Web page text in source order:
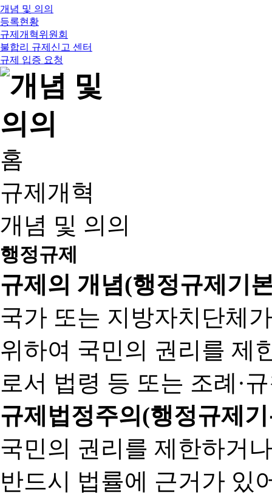
개념 및 의의
등록현황
규제개혁위원회
불합리 규제신고 센터
규제 입증 요청
홈
규제개혁
개념 및 의의
행정규제
규제의 개념(행정규제기
국가 또는 지방자치단체
위하여 국민의 권리를 제
로서 법령 등 또는 조례·
규제법정주의(행정규제
국민의 권리를 제한하거
반드시 법률에 근거가 있